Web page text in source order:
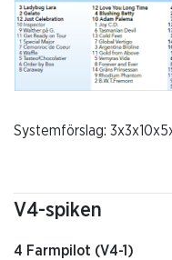
Systemförslag:
V4-spiken
4 Farmpilot (V4-1)